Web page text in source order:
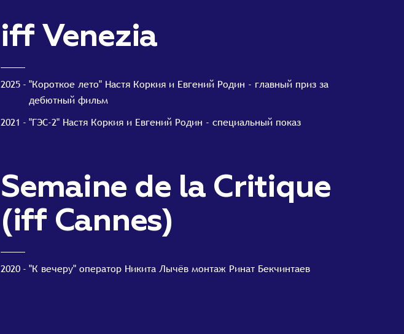
iff Venezia
2025
"Короткое лето" Настя Коркия и Евгений Родин - главный приз за
дебютный фильм
2021
"ГЭС-2" Настя Коркия и Евгений Родин - специальный показ
Semaine de la Critique
(iff Cannes)
2020 "К вечеру" оператор Никита Лычёв монтаж Ринат Бекчинтаев